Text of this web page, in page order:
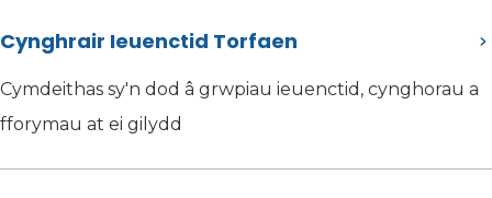
Cynghrair Ieuenctid Torfaen
Cymdeithas sy'n dod â grwpiau ieuenctid, cynghorau a
fforymau at ei gilydd